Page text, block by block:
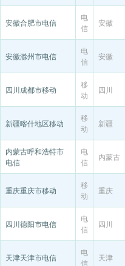
安徽合肥市电信
电
信
安徽
安徽滁州市电信
电
信
安徽
四川成都市移动
移
动
四川
新疆喀什地区移动
移
动
新疆
内蒙古呼和浩特市
电信
电
信
内蒙古
重庆重庆市移动
移
动
重庆
四川德阳市电信
电
信
四川
天津天津市电信
电
信
天津